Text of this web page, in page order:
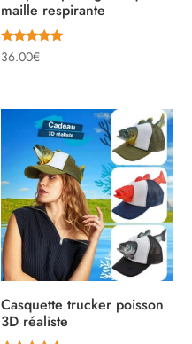
maille respirante
Note
5.00
36.00€
Casquette trucker poisson
3D réaliste